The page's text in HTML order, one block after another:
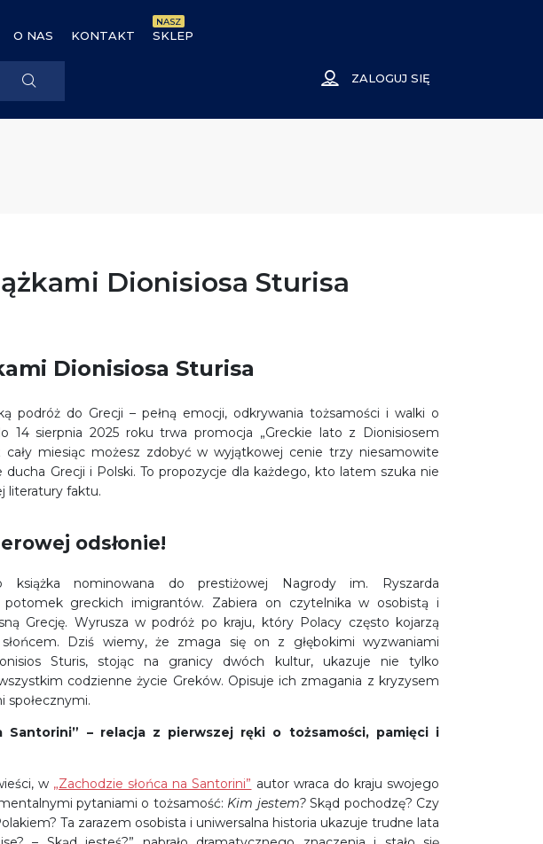
O NAS KONTAKT SKLEP
NASZ
ZALOGUJ SIĘ
Dionisiosa Sturisa
Dionisiosa Sturisa
podróż do Grecji – pełną emocji, odkrywania tożsamości i walki o
14 sierpnia 2025 roku trwa promocja „Greckie lato z Dionisiosem
miesiąc możesz zdobyć w wyjątkowej cenie trzy niesamowite
ducha Grecji i Polski. To propozycje dla każdego, kto latem szuka nie
literatury faktu.
odsłonie!
książka nominowana do prestiżowej Nagrody im. Ryszarda
potomek greckich imigrantów. Zabiera on czytelnika w osobistą i
Grecję. Wyrusza w podróż po kraju, który Polacy często kojarzą
Dziś wiemy, że zmaga się on z głębokimi wyzwaniami
Sturis, stojąc na granicy dwóch kultur, ukazuje nie tylko
codzienne życie Greków. Opisuje ich zmagania z kryzysem
społecznymi.
Santorini” – relacja z pierwszej ręki o tożsamości, pamięci i
w „Zachodzie słońca na Santorini” autor wraca do kraju swojego
pytaniami o tożsamość: Kim jestem?Skąd pochodzę? Czy
Ta zarazem osobista i uniwersalna historia ukazuje trudne lata